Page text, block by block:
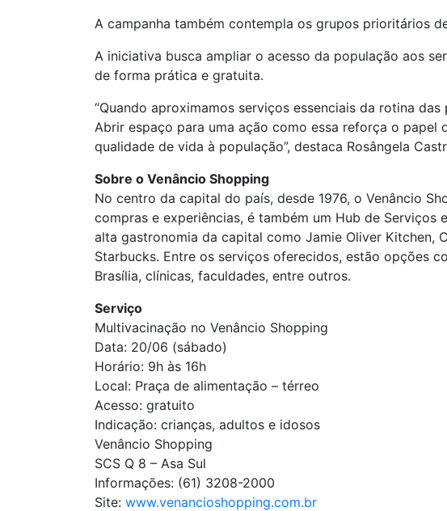
A campanha também contempla os grupos prioritários
A iniciativa busca ampliar o acesso da população aos
de forma prática e gratuita.
“Quando aproximamos serviços essenciais da rotina
Abrir espaço para uma ação como essa reforça o
qualidade de vida à população”, destaca Rosângela
Sobre o Venâncio Shopping
No centro da capital do país, desde 1976, o Venâncio
compras e experiências, é também um Hub de
alta gastronomia da capital como Jamie Oliver Kitchen,
Starbucks. Entre os serviços oferecidos, estão opções
Brasília, clínicas, faculdades, entre outros.
Serviço
Multivacinação no Venâncio Shopping
Data: 20/06 (sábado)
Horário: 9h às 16h
Local: Praça de alimentação – térreo
Acesso: gratuito
Indicação: crianças, adultos e idosos
Venâncio Shopping
SCS Q 8 – Asa Sul
Informações: (61) 3208-2000
Site: www.venancioshopping.com.br